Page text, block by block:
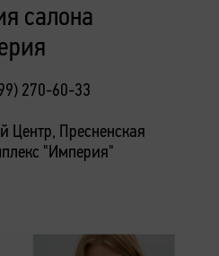
салона
270-60-33
Центр, Пресненская
"Империя"